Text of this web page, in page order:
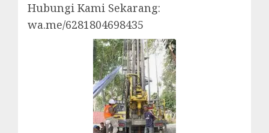
Hubungi Kami Sekarang:
wa.me/6281804698435